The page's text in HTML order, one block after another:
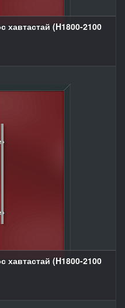
хавтастай (H1800-2100
хавтастай (H1800-2100